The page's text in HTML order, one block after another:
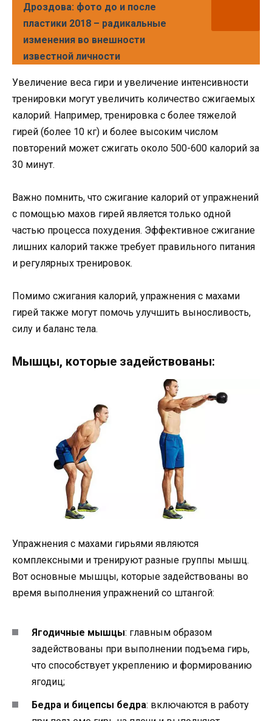
Дроздова: фото до и после
пластики 2018 – радикальные
изменения во внешности
известной личности
Увеличение веса гири и увеличение интенсивности
тренировки могут увеличить количество сжигаемых
калорий. Например, тренировка с более тяжелой
гирей (более 10 кг) и более высоким числом
повторений может сжигать около 500-600 калорий за
30 минут.
Важно помнить, что сжигание калорий от упражнений
с помощью махов гирей является только одной
частью процесса похудения. Эффективное сжигание
лишних калорий также требует правильного питания
и регулярных тренировок.
Помимо сжигания калорий, упражнения с махами
гирей также могут помочь улучшить выносливость,
силу и баланс тела.
Мышцы, которые задействованы:
Упражнения с махами гирьями являются
комплексными и тренируют разные группы мышц.
Вот основные мышцы, которые задействованы во
время выполнения упражнений со штангой:
Ягодичные мышцы: главным образом
задействованы при выполнении подъема гирь,
что способствует укреплению и формированию
ягодиц;
Бедра и бицепсы бедра: включаются в работу